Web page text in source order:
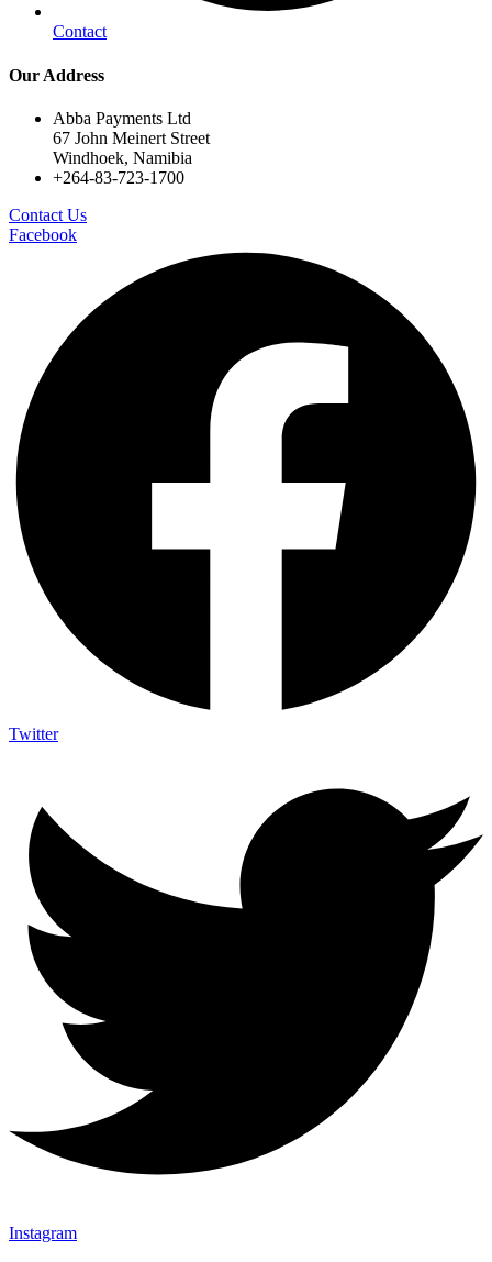
Contact
Our Address
Abba Payments Ltd
67 John Meinert Street
Windhoek, Namibia
+264-83-723-1700
Contact Us
Facebook
Twitter
Instagram